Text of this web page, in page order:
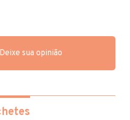
Deixe sua opinião